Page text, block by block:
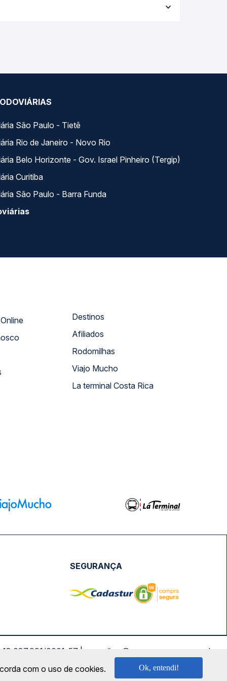
em tempo real e garante a melhor oferta
São Paulo - Tietê
Rio de Janeiro - Novo Rio
Belo Horizonte - Gov. Israel Pinheiro (Tergip)
Curitiba
São Paulo - Barra Funda
Atendimento Online
Destinos
Afiliados
Rodomilhas
Viajo Mucho
La terminal Costa Rica
SEGURANÇA
0001-57 | saconibus@queropassagem.com.br
com o uso de cookies. Ok, entendi!